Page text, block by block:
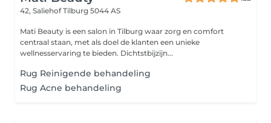
42, SaliehofTilburg 5044 AS
Mati Beauty is een salon in Tilburg waar zorg en comfort
centraal staan, met als doel de klanten een unieke
wellnesservaring te bieden. Dichtstbijzijn...
Rug Reinigende behandeling
Rug Acne behandeling